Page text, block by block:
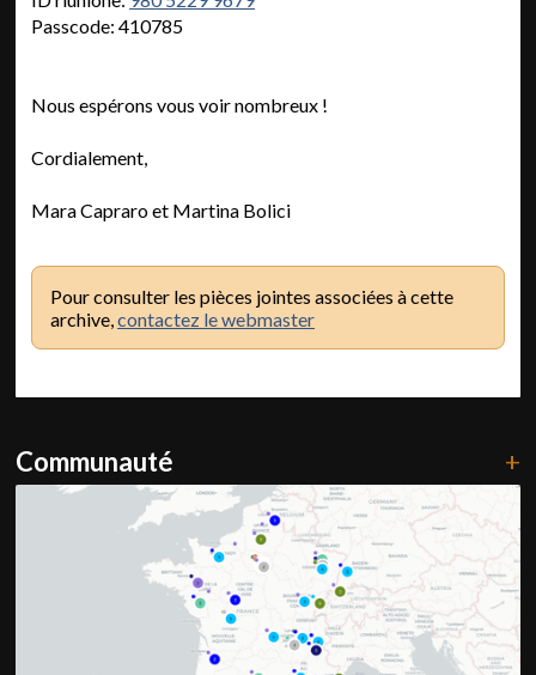
Passcode: 410785
Nous espérons vous voir nombreux !
Cordialement,
Mara Capraro et Martina Bolici
Pour consulter les pièces jointes associées à cette
archive,contactez le webmaster
Communauté +